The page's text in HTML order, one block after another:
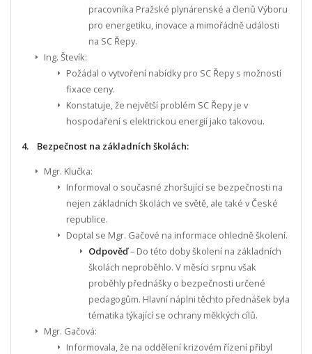
pracovníka Pražské plynárenské a členů Výboru
pro energetiku, inovace a mimořádně události
na SC Řepy.
Ing. Števík:
Požádal o vytvoření nabídky pro SC Řepy s možností
fixace ceny.
Konstatuje, že největší problém SC Řepy je v
hospodaření s elektrickou energií jako takovou.
4. Bezpečnost na základních školách:
Mgr. Klučka:
Informoval o současné zhoršující se bezpečnosti na
nejen základních školách ve světě, ale také v České
republice.
Doptal se Mgr. Gačové na informace ohledně školení.
Odpověď– Do této doby školení na základních
školách neproběhlo. V měsíci srpnu však
proběhly přednášky o bezpečnosti určené
pedagogům. Hlavní náplni těchto přednášek byla
tématika týkající se ochrany měkkých cílů.
Mgr. Gačová:
Informovala, že na oddělení krizovém řízení přibyl